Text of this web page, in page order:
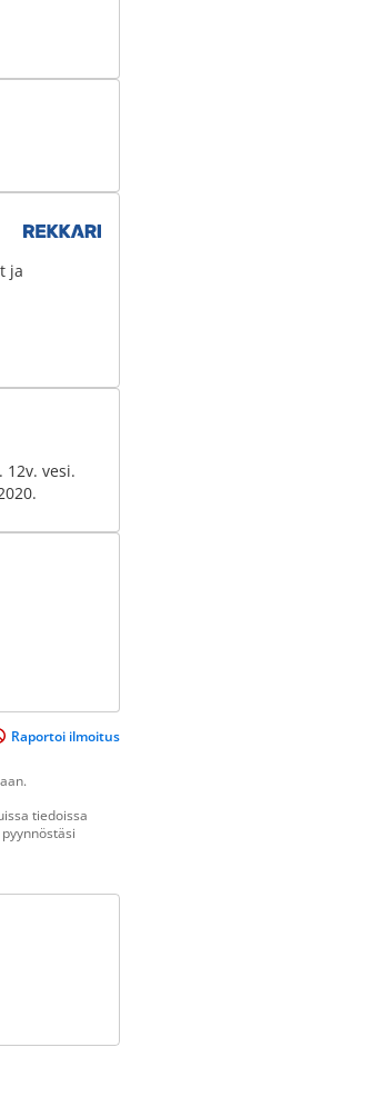
ja
vesi.
Raportoi ilmoitus
tiedoissa